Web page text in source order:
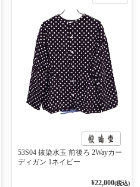
53S04 抜染水玉 前後ろ 2Wayカー
ディガン 1ネイビー
¥22,000(税込)